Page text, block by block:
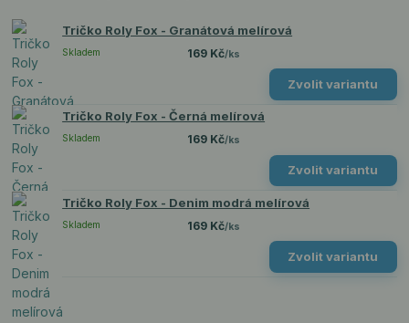
Tričko Roly Fox - Granátová melírová
169 Kč/ks
Skladem
Zvolit variantu
Tričko Roly Fox - Černá melírová
169 Kč/ks
Skladem
Zvolit variantu
Tričko Roly Fox - Denim modrá melírová
169 Kč/ks
Skladem
Zvolit variantu